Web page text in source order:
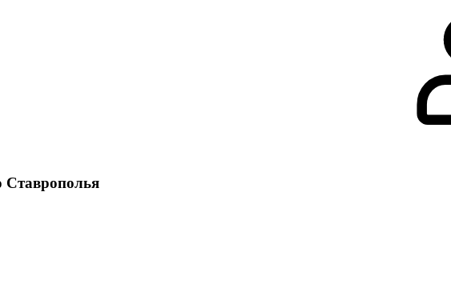
Ставрополья